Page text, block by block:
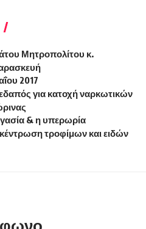
Μητροπολίτου κ.
2017
για κατοχή ναρκωτικών
& η υπερωρία
τροφίμων και ειδών